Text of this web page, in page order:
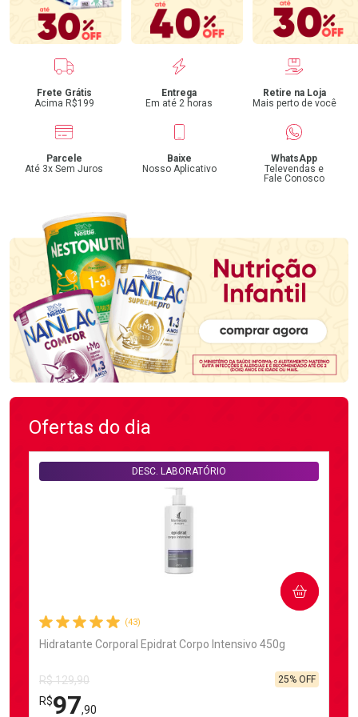
Benefícios
Frete Grátis
Acima R$199
Entrega
Em até 2 horas
Retire na Loja
Mais perto de você
Parcele
Até 3x Sem Juros
Baixe
Nosso Aplicativo
WhatsApp
Televendas e
Fale Conosco
Ofertas do dia
(43)
Hidratante Corporal Epidrat Corpo Intensivo 450g
DESC. LABORATÓRIO
R$ 129,90
R$97,90
25% OFF
COMPRAR